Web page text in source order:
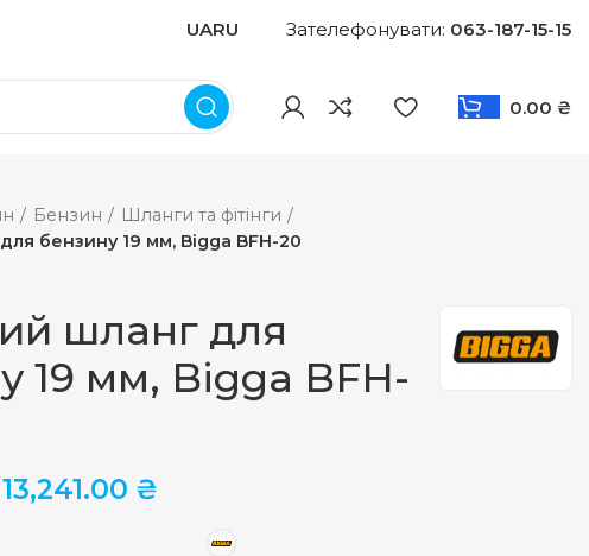
UARU Зателефонувати: 063-187-15-15
0.00 ₴
Бензин
Шланги та фітінги
бензину 19 мм, Bigga BFH-20
шланг для
19 мм, Bigga BFH-
13,241.00 ₴